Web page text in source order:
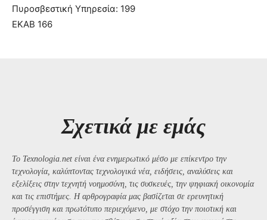
Πυροσβεστική Υπηρεσία: 199
ΕΚΑΒ 166
Σχετικά με εμάς
Το Texnologia.net είναι ένα ενημερωτικό μέσο με επίκεντρο την
τεχνολογία, καλύπτοντας τεχνολογικά νέα, ειδήσεις, αναλύσεις και
εξελίξεις στην τεχνητή νοημοσύνη, τις συσκευές, την ψηφιακή οικονομία
και τις επιστήμες. Η αρθρογραφία μας βασίζεται σε ερευνητική
προσέγγιση και πρωτότυπο περιεχόμενο, με στόχο την ποιοτική και